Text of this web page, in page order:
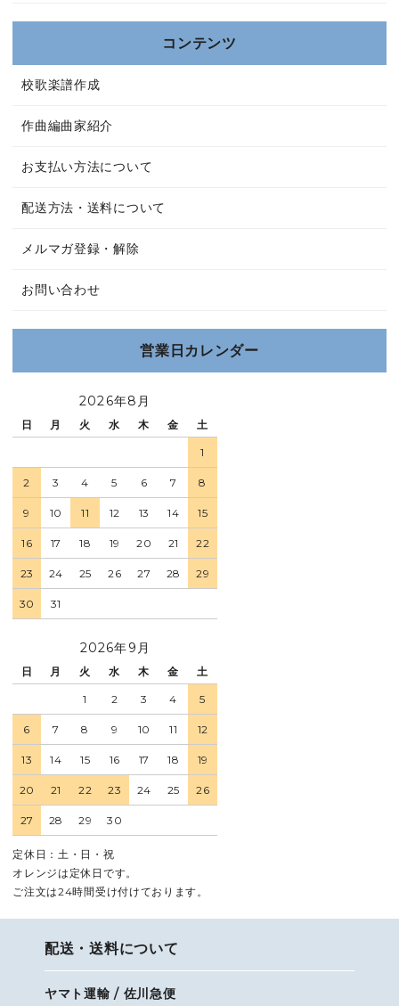
コンテンツ
校歌楽譜作成
作曲編曲家紹介
お支払い方法について
配送方法・送料について
メルマガ登録・解除
お問い合わせ
営業日カレンダー
2026年8月
日 月 火 水 木 金 土
1
2 3 4 5 6 7 8
9 10 11 12 13 14 15
16 17 18 19 20 21 22
23 24 25 26 27 28 29
30 31
2026年9月
日 月 火 水 木 金 土
1 2 3 4 5
6 7 8 9 10 11 12
13 14 15 16 17 18 19
20 21 22 23 24 25 26
27 28 29 30
定休日：土・日・祝
オレンジは定休日です。
ご注文は24時間受け付けております。
配送・送料について
ヤマト運輸 / 佐川急便